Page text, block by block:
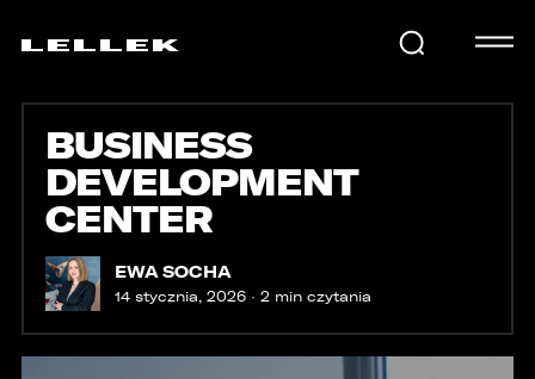
SAMOCHODY
USŁUGI
KARIERA
BUSINESS
DEVELOPMENT
CENTER
EWA SOCHA
14 stycznia, 2026 · 2 min czytania